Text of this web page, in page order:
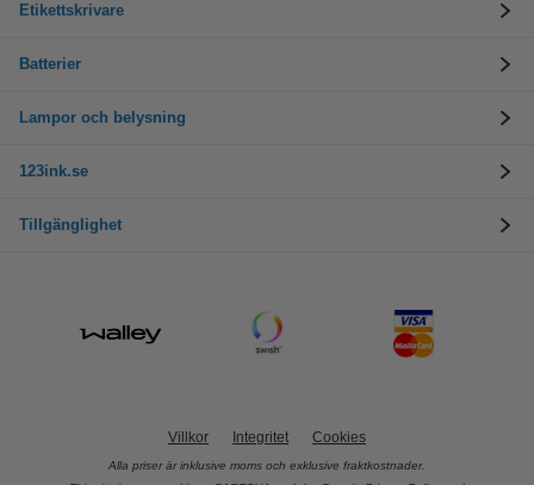
Etikettskrivare
Batterier
Lampor och belysning
123ink.se
Tillgänglighet
Villkor Integritet Cookies
Alla priser är inklusive moms och exklusive fraktkostnader.